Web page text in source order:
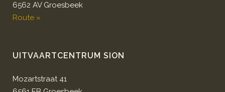
6562 AV Groesbeek
Route »
UITVAARTCENTRUM SION
Mozartstraat 41